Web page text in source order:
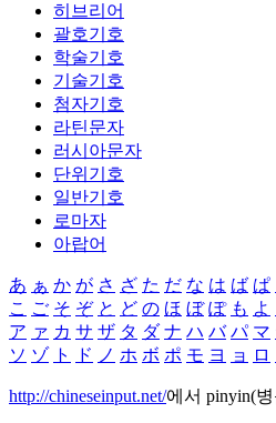
히브리어
괄호기호
학술기호
기술기호
첨자기호
라틴문자
러시아문자
단위기호
일반기호
로마자
아랍어
あ ぁ か が さ ざ た だ な は ば ぱ
こ ご そ ぞ と ど の ほ ぼ ぽ も よ
ア ァ カ サ ザ タ ダ ナ ハ バ パ マ
ソ ゾ ト ド ノ ホ ボ ポ モ ヨ ョ ロ
http://chineseinput.net/에서 pinyin(